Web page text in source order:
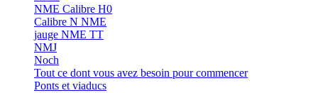
NME Calibre H0
Calibre N NME
jauge NME TT
NMJ
Noch
Tout ce dont vous avez besoin pour commencer
Ponts et viaducs